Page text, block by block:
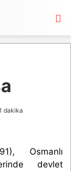
dakika
Osmanlı
devlet